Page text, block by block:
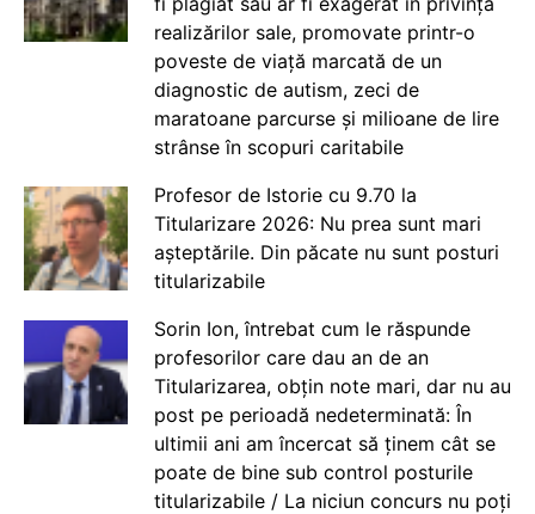
realizărilor sale, promovate printr-o
poveste de viață marcată de un
diagnostic de autism, zeci de
maratoane parcurse și milioane de lire
strânse în scopuri caritabile
Profesor de Istorie cu 9.70 la
Titularizare 2026: Nu prea sunt mari
așteptările. Din păcate nu sunt posturi
titularizabile
Sorin Ion, întrebat cum le răspunde
profesorilor care dau an de an
Titularizarea, obțin note mari, dar nu au
post pe perioadă nedeterminată: În
ultimii ani am încercat să ținem cât se
poate de bine sub control posturile
titularizabile / La niciun concurs nu poți